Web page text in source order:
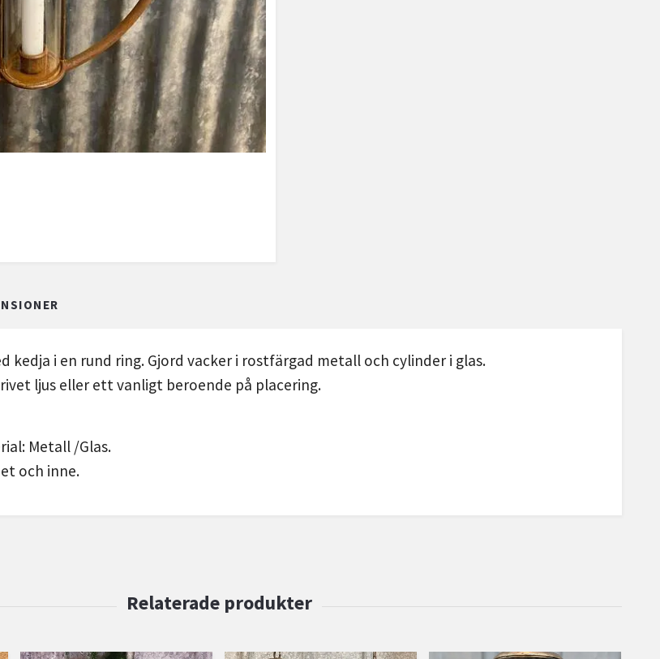
kedja i en rund ring. Gjord vacker i rostfärgad metall och cylinder i glas.
ljus eller ett vanligt beroende på placering.
Metall /Glas.
och inne.